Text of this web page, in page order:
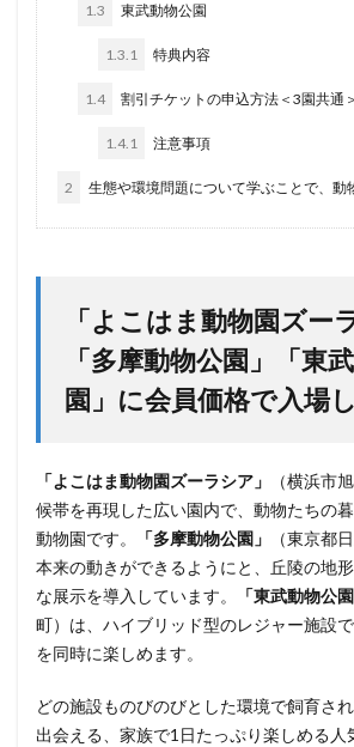
1.3 東武動物公園
1.3.1 特典内容
1.4 割引チケットの申込方法＜3園共通＞
1.4.1 注意事項
2 生態や環境問題について学ぶことで、動
「よこはま動物園ズー
「多摩動物公園」「東
園」に会員価格で入場
「よこはま動物園ズーラシア」
（横浜市
候帯を再現した広い園内で、動物たちの
動物園です。
「多摩動物公園」
（東京都
本来の動きができるようにと、丘陵の地
な展示を導入しています。
「東武動物公園
町）は、ハイブリッド型のレジャー施設
を同時に楽しめます。
どの施設ものびのびとした環境で飼育さ
出会える、家族で1日たっぷり楽しめる人